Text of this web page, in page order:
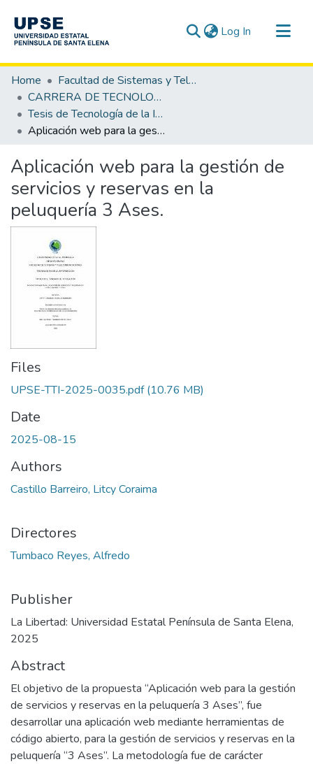
Log In (current)
Communities & Collections
All of DSpace
Statistics
Home
Facultad de Sistemas y Telecomunicaciones
CARRERA DE TECNOLOGÍA DE LA INFORMACIÓN
Tesis de Tecnología de la Información
Aplicación web para la gestión de servicios y reservas en la peluquería 3 Ases.
Aplicación web para la gestión de
servicios y reservas en la
peluquería 3 Ases.
Files
UPSE-TTI-2025-0035.pdf(10.76 MB)
Date
2025-08-15
Authors
Castillo Barreiro, Litcy Coraima
Directores
Tumbaco Reyes, Alfredo
Publisher
La Libertad: Universidad Estatal Península de Santa Elena,
2025
Abstract
El objetivo de la propuesta “Aplicación web para la gestión
de servicios y reservas en la peluquería 3 Ases”, fue
desarrollar una aplicación web mediante herramientas de
código abierto, para la gestión de servicios y reservas en la
peluquería “3 Ases”. La metodología fue de carácter